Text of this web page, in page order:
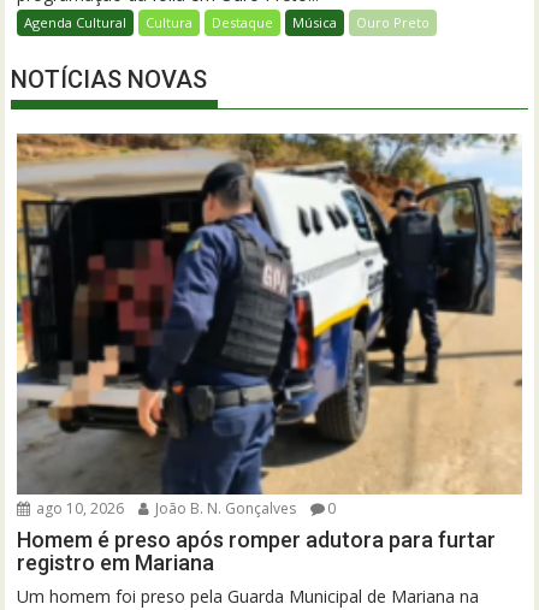
Agenda Cultural Cultura Destaque Música Ouro Preto
NOTÍCIAS NOVAS
ago 10, 2026 João B. N. Gonçalves 0
Homem é preso após romper adutora para furtar
registro em Mariana
Um homem foi preso pela Guarda Municipal de Mariana na